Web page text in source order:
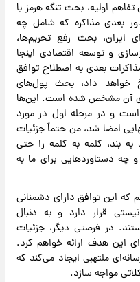
اولیه، بحث تنگه هرمز با
بعدی مذاکره که شامل چه
بحث رفع تحریم‌ها،
و توسعه اقتصادی اینجا
بعدی به اصطلاح توافق
داد، بحث پول‌های
آن مشخص شده است. این‌ها
و در مرحله اول در مورد
امضا شد، من حتماً جزئیات
بند، کلمه به کلمه را حتی
دستاوردهایی برای ما به
که این توافق دارای دشمنانی
قرار دارد و به دنبال
در فرصتی دیگر، جزئیات
این هدف ارائه خواهم کرد.
ملتهبی ایجاد می‌کند که
مواجه سازد.